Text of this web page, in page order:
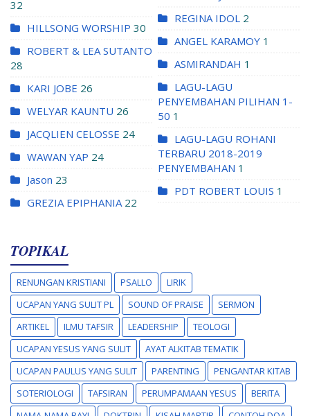
32
HILLSONG WORSHIP 30
ROBERT & LEA SUTANTO
28
KARI JOBE 26
WELYAR KAUNTU 26
JACQLIEN CELOSSE 24
WAWAN YAP 24
Jason 23
GREZIA EPIPHANIA 22
REGINA IDOL 2
ANGEL KARAMOY 1
ASMIRANDAH 1
LAGU-LAGU
PENYEMBAHAN PILIHAN 1-
50 1
LAGU-LAGU ROHANI
TERBARU 2018-2019
PENYEMBAHAN 1
PDT ROBERT LOUIS 1
TOPIKAL
RENUNGAN KRISTIANI PSALLO
LIRIK
UCAPAN YANG SULIT PL
SOUND OF PRAISE
SERMON
ARTIKEL
ILMU TAFSIR LEADERSHIP
TEOLOGI
UCAPAN YESUS YANG SULIT
AYAT ALKITAB TEMATIK
UCAPAN PAULUS YANG SULIT
PARENTING
PENGANTAR KITAB
SOTERIOLOGI
TAFSIRAN PERUMPAMAAN YESUS
BERITA